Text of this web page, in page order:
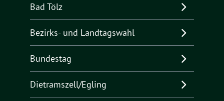
Bad Tölz
Bezirks- und Landtagswahl
Bundestag
Dietramszell/Egling